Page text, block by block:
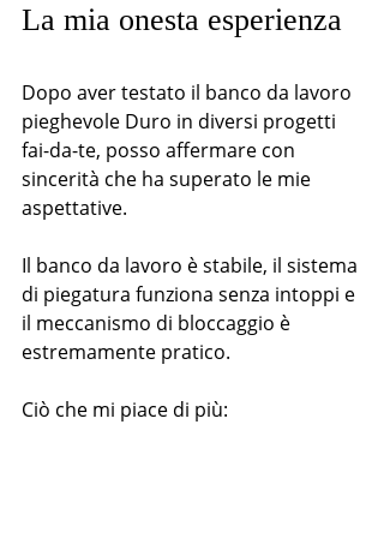
La mia onesta esperienza
Dopo aver testato il banco da lavoro
pieghevole Duro in diversi progetti
fai-da-te, posso affermare con
sincerità che ha superato le mie
aspettative.
Il banco da lavoro è stabile, il sistema
di piegatura funziona senza intoppi e
il meccanismo di bloccaggio è
estremamente pratico.
Ciò che mi piace di più: